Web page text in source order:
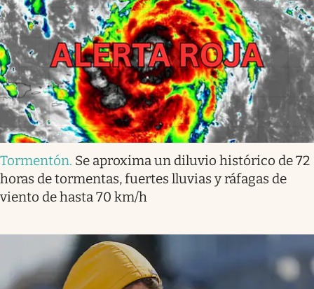
Tormentón. Se aproxima un diluvio histórico de 72
horas de tormentas, fuertes lluvias y ráfagas de
viento de hasta 70 km/h